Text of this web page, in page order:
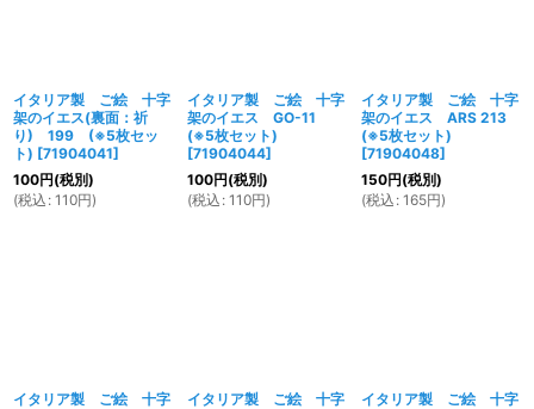
イタリア製 ご絵 十字
架のイエス(裏面：祈
り) 199 (※5枚セッ
ト) [71904041]
100円(税別)
(税込 : 110円)
イタリア製 ご絵 十字
架のイエス GO-11
(※5枚セット)
[71904044]
100円(税別)
(税込 : 110円)
イタリア製 ご絵 十字
架のイエス ARS 213
(※5枚セット)
[71904048]
150円(税別)
(税込 : 165円)
イタリア製 ご絵 十字
イタリア製 ご絵 十字
イタリア製 ご絵 十字